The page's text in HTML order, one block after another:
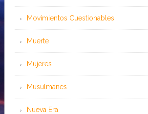
Movimientos Cuestionables
Muerte
Mujeres
Musulmanes
Nueva Era